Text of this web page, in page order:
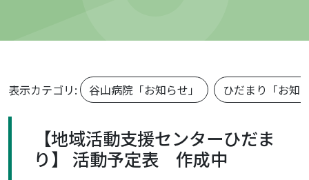
表示カテゴリ: 谷山病院「お知らせ」 ひだまり「お知
【地域活動支援センターひだま
り】 活動予定表 作成中